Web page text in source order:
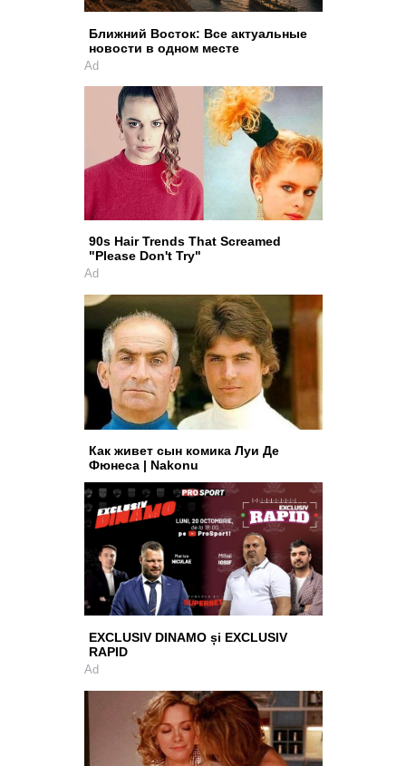
Ближний Восток: Все актуальные
новости в одном месте
Ad
90s Hair Trends That Screamed
"Please Don't Try"
Ad
Как живет сын комика Луи Де
Фюнеса | Nakonu
EXCLUSIV DINAMO și EXCLUSIV
RAPID
Ad